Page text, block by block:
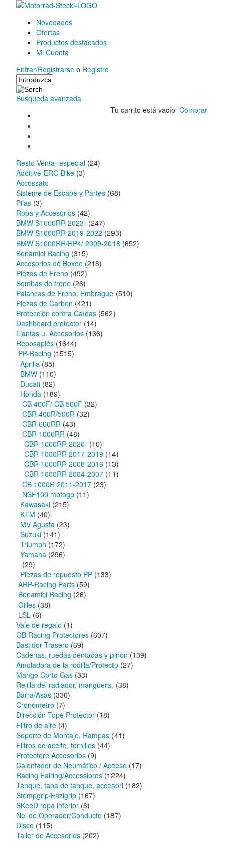
Novedades
Ofertas
Productos destacados
Mi Cuenta
Entrar/Registrarse o Registro
Búsqueda avanzada
Tu carrito está vacío Comprar
Resto Venta- especial (24)
Additive-ERC-Bike (3)
Accossato
Sisteme de Escape y Partes (68)
Pilas (3)
Ropa y Accesorios (42)
BMW S1000RR 2023- (247)
BMW S1000RR 2019-2022 (293)
BMW S1000RR/HP4/ 2009-2018 (652)
Bonamici Racing (315)
Accesorios de Boxeo (218)
Piezas de Freno (492)
Bombas de freno (26)
Palancas de Freno, Embrague (510)
Piezas de Carbon (421)
Protección contra Caídas (562)
Dashboard protector (14)
Llantas u. Accesorios (136)
Reposapiés (1644)
PP-Racing (1515)
Aprilia (85)
BMW (110)
Ducati (82)
Honda (189)
CB 400F/ CB 500F (32)
CBR 400R/500R (32)
CBR 600RR (43)
CBR 1000RR (48)
CBR 1000RR 2020- (10)
CBR 1000RR 2017-2019 (14)
CBR 1000RR 2008-2016 (13)
CBR 1000RR 2004-2007 (11)
CB 1000R 2011-2017 (23)
NSF100 motogp (11)
Kawasaki (215)
KTM (40)
MV Agusta (23)
Suzuki (141)
Triumph (172)
Yamaha (296)
(29)
Piezas de repuesto PP (133)
ARP-Racing Parts (59)
Bonamici Racing (26)
Gilles (38)
LSL (6)
Vale de regalo (1)
GB Racing Protectores (607)
Bastidor Trasero (69)
Cadenas, ruedas dentadas y piñon (139)
Amoladora de la rodilla/Protecto (27)
Mango Corto Gas (33)
Rejilla del radiador, manguera, (38)
Barra/Asas (330)
Cronometro (7)
Dirección Tope Protector (18)
Filtro de aire (4)
Soporte de Montaje, Rampas (41)
Filtros de aceite, tornillos (44)
Protectore Accesorios (9)
Calentador de Neumático / Acceso (17)
Racing Fairing/Accessiores (1224)
Tanque, tapa de tanque, accesori (182)
Stompgrip/Eazigrip (167)
SKeeD ropa interior (6)
Nel de Operador/Conducto (187)
Disco (115)
Taller de Accesorios (202)